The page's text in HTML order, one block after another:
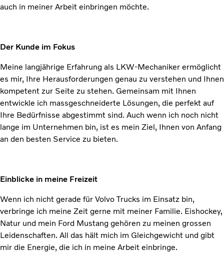
auch in meiner Arbeit einbringen möchte.
Der Kunde im Fokus
Meine langjährige Erfahrung als LKW-Mechaniker ermöglicht
es mir, Ihre Herausforderungen genau zu verstehen und Ihnen
kompetent zur Seite zu stehen. Gemeinsam mit Ihnen
entwickle ich massgeschneiderte Lösungen, die perfekt auf
Ihre Bedürfnisse abgestimmt sind. Auch wenn ich noch nicht
lange im Unternehmen bin, ist es mein Ziel, Ihnen von Anfang
an den besten Service zu bieten.
Einblicke in meine Freizeit
Wenn ich nicht gerade für Volvo Trucks im Einsatz bin,
verbringe ich meine Zeit gerne mit meiner Familie. Eishockey,
Natur und mein Ford Mustang gehören zu meinen grossen
Leidenschaften. All das hält mich im Gleichgewicht und gibt
mir die Energie, die ich in meine Arbeit einbringe.